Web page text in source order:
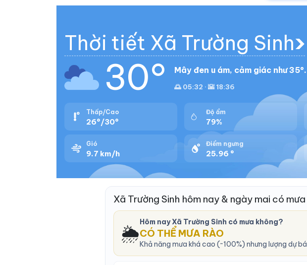
Thời tiết Xã Trường Sinh
30° Mây đen u ám, cảm giác như 35°.
🌅 05:32 · 🌇 18:36
Thấp/Cao
26°/30°
Độ ẩm
79%
Gió
9.7 km/h
Điểm ngưng
25.96 °
Xã Trường Sinh hôm nay & ngày mai có
🌦️
Hôm nay Xã Trường Sinh có mưa không?
CÓ THỂ MƯA RÀO
Khả năng mưa khá cao (~100%) nhưng lượng dự